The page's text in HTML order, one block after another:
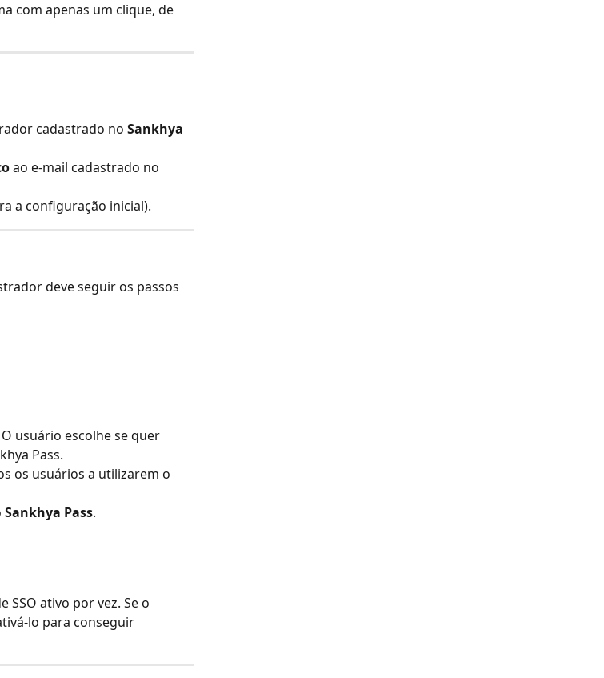
com apenas um clique, de
cadastrado no Sankhya
ao e-mail cadastrado no
a configuração inicial).
deve seguir os passos
O usuário escolhe se quer
Pass.
os usuários a utilizarem o
Sankhya Pass.
ativo por vez. Se o
lo para conseguir